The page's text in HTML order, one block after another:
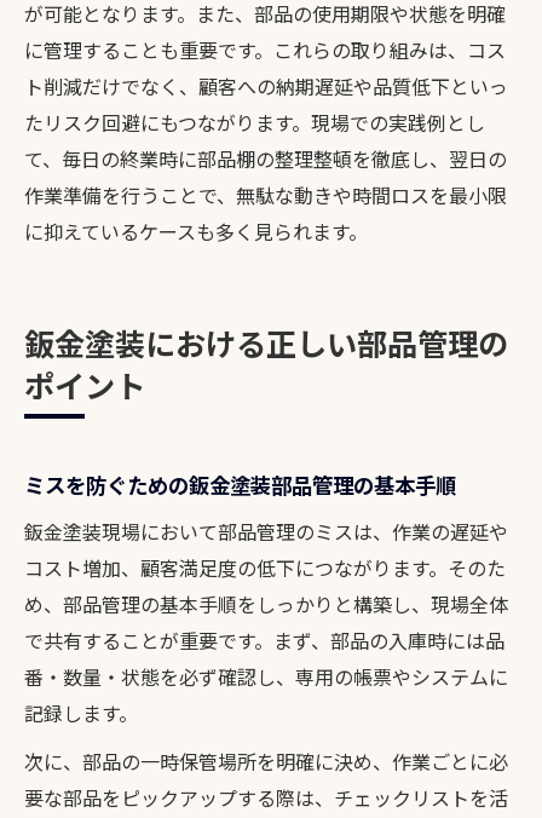
が可能となります。また、部品の使用期限や状態を明確
に管理することも重要です。これらの取り組みは、コス
ト削減だけでなく、顧客への納期遅延や品質低下といっ
たリスク回避にもつながります。現場での実践例とし
て、毎日の終業時に部品棚の整理整頓を徹底し、翌日の
作業準備を行うことで、無駄な動きや時間ロスを最小限
に抑えているケースも多く見られます。
鈑金塗装における正しい部品管理の
ポイント
ミスを防ぐための鈑金塗装部品管理の基本手順
鈑金塗装現場において部品管理のミスは、作業の遅延や
コスト増加、顧客満足度の低下につながります。そのた
め、部品管理の基本手順をしっかりと構築し、現場全体
で共有することが重要です。まず、部品の入庫時には品
番・数量・状態を必ず確認し、専用の帳票やシステムに
記録します。
次に、部品の一時保管場所を明確に決め、作業ごとに必
要な部品をピックアップする際は、チェックリストを活